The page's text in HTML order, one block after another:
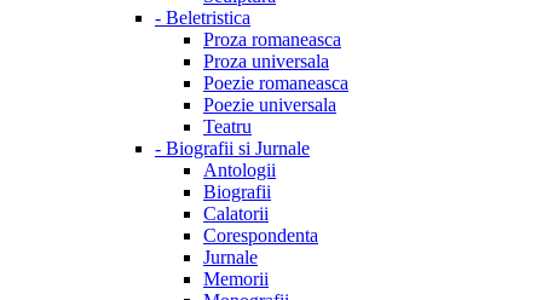
- Beletristica
Proza romaneasca
Proza universala
Poezie romaneasca
Poezie universala
Teatru
- Biografii si Jurnale
Antologii
Biografii
Calatorii
Corespondenta
Jurnale
Memorii